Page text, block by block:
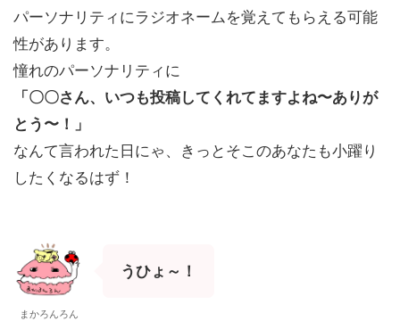
パーソナリティにラジオネームを覚えてもらえる可能
性があります。
憧れのパーソナリティに
「〇〇さん、いつも投稿してくれてますよね〜ありが
とう〜！」
なんて言われた日にゃ、きっとそこのあなたも小躍り
したくなるはず！
まかろんろん
うひょ～！